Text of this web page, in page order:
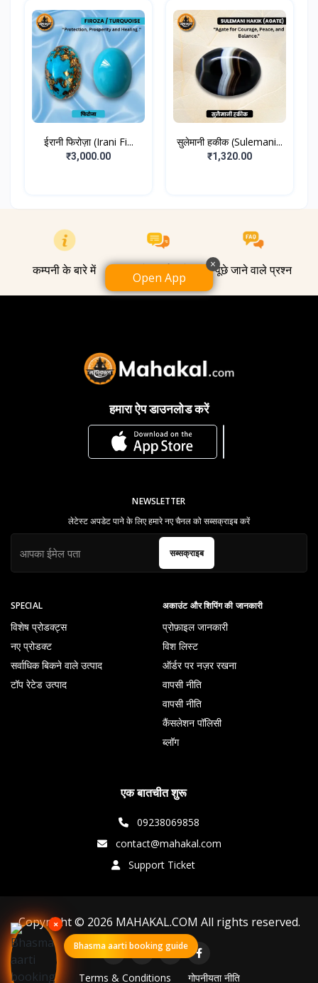
ईरानी फिरोज़ा (Irani Fi...
₹3,000.00
सुलेमानी हकीक (Sulemani...
₹1,320.00
कम्पनी के बारे में हमसे संपर्क करें पूछे जाने वाले प्रश्न
हमारा ऐप डाउनलोड करें
SPECIAL
विशेष प्रोडक्ट्स
नए प्रोडक्ट
सर्वाधिक बिकने वाले उत्पाद
टॉप रेटेड उत्पाद
अकाउंट और शिपिंग की जानकारी
प्रोफ़ाइल जानकारी
विश लिस्ट
ऑर्डर पर नज़र रखना
वापसी नीति
वापसी नीति
कैंसलेशन पॉलिसी
ब्लॉग
NEWSLETTER
लेटेस्ट अपडेट पाने के लिए हमारे नए चैनल को सब्सक्राइब करें
सब्सक्राइब
एक बातचीत शुरू
09238069858
contact@mahakal.com
Support Ticket
Copyright © 2026 MAHAKAL.COM All rights reserved.
Terms & Conditions गोपनीयता नीति
Open App
×
×
Bhasma aarti booking guide